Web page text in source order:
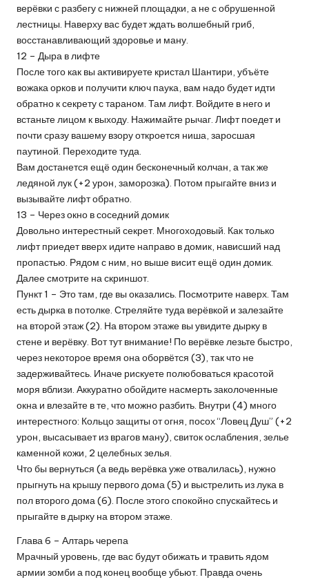
верёвки с разбегу с нижней площадки, а не с обрушенной
лестницы. Наверху вас будет ждать волшебный гриб,
восстанавливающий здоровье и ману.
12 – Дыра в лифте
После того как вы активируете кристал Шантири, убъёте
вожака орков и получити ключ паука, вам надо будет идти
обратно к секрету с тараном. Там лифт. Войдите в него и
встаньте лицом к выходу. Нажимайте рычаг. Лифт поедет и
почти сразу вашему взору откроется ниша, заросшая
паутиной. Переходите туда.
Вам достанется ещё один бесконечный колчан, а так же
ледяной лук (+2 урон, заморозка). Потом прыгайте вниз и
вызывайте лифт обратно.
13 – Через окно в соседний домик
Довольно интерестный секрет. Многоходовый. Как только
лифт приедет вверх идите направо в домик, нависший над
пропастью. Рядом с ним, но выше висит ещё один домик.
Далее смотрите на скриншот.
Пункт 1 – Это там, где вы оказались. Посмотрите наверх. Там
есть дырка в потолке. Стреляйте туда верёвкой и залезайте
на второй этаж (2). На втором этаже вы увидите дырку в
стене и верёвку. Вот тут внимание! По верёвке лезьте быстро,
через некоторое время она оборвётся (3), так что не
задерживайтесь. Иначе рискуете полюбоваться красотой
моря вблизи. Аккуратно обойдите насмерть заколоченные
окна и влезайте в те, что можно разбить. Внутри (4) много
интерестного: Кольцо защиты от огня, посох “Ловец Душ” (+2
урон, высасывает из врагов ману), свиток ослабления, зелье
каменной кожи, 2 целебных зелья.
Что бы вернуться (а ведь верёвка уже отвалилась), нужно
прыгнуть на крышу первого дома (5) и выстрелить из лука в
пол второго дома (6). После этого спокойно спускайтесь и
прыгайте в дырку на втором этаже.
Глава 6 – Алтарь черепа
Мрачный уровень, где вас будут обижать и травить ядом
армии зомби а под конец вообще убьют. Правда очень